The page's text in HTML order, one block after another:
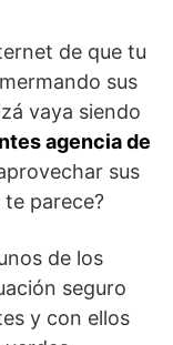
de que tu
sus
vaya siendo
agencia de
sus
parece?
de los
seguro
y con ellos